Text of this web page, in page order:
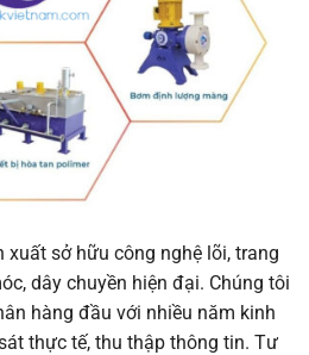
xuất sở hữu công nghệ lõi, trang
dây chuyền hiện đại. Chúng tôi
hàng đầu với nhiều năm kinh
thực tế, thu thập thông tin. Tư